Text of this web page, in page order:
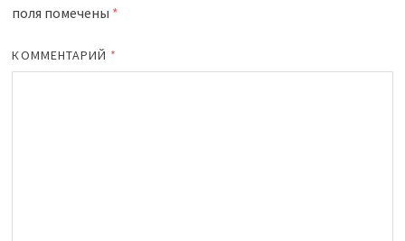
поля помечены *
КОММЕНТАРИЙ *